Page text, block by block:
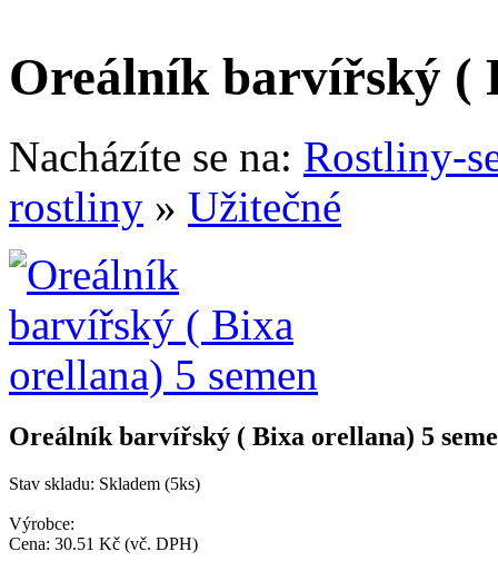
Oreálník barvířský (
Nacházíte se na: Rostliny-
rostliny » Užitečné
Oreálník barvířský ( Bixa orellana) 5
Stav skladu: Skladem (5ks)
Výrobce:
Cena: 30.51 Kč (vč. DPH)